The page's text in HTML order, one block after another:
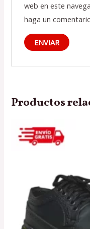
web en este
haga un
Productos